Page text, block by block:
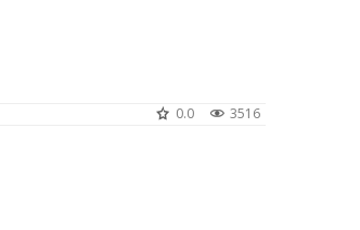
3516
0.0